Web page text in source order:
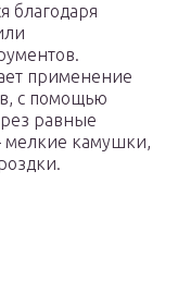
благодаря
применение
с помощью
равные
мелкие камушки,